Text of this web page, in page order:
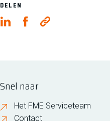
DELEN
Snel naar
Het FME Serviceteam
Contact